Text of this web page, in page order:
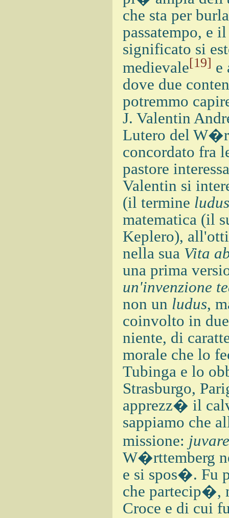
che sta per
passatempo, e
significato si
medievale[19] e
dove due
potremmo
J. Valentin
Lutero del
concordato fra
pastore
Valentin si
(il termine ludus
matematica (il
Keplero),
nella sua Vita
una prima
un'invenzione
non un ludus,
coinvolto in
niente, di
morale che lo
Tubinga e lo
Strasburgo,
apprezz� il
sappiamo che
missione:
W�rttemberg
e si spos�. Fu
che partecip�,
Croce e di cui